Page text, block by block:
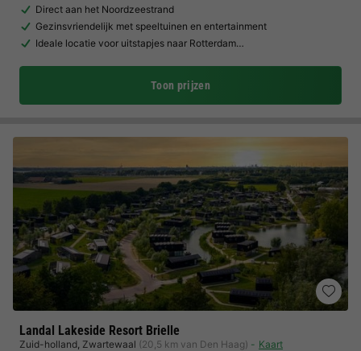
Direct aan het Noordzeestrand
Gezinsvriendelijk met speeltuinen en entertainment
Ideale locatie voor uitstapjes naar Rotterdam…
Toon prijzen
Landal Lakeside Resort Brielle
Zuid-holland, Zwartewaal (20,5 km van Den Haag) Kaart